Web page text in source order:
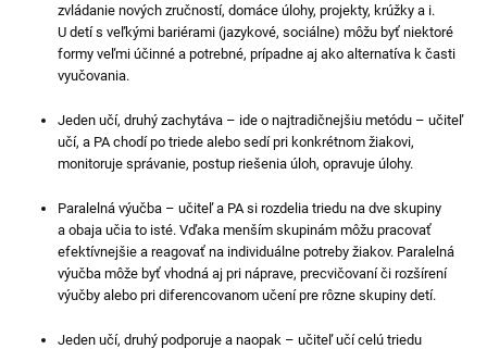
zvládanie nových zručností, domáce úlohy, projekty, krúžky a i.
U detí s veľkými bariérami (jazykové, sociálne) môžu byť niektoré
formy veľmi účinné a potrebné, prípadne aj ako alternatíva k časti
vyučovania.
Jeden učí, druhý zachytáva – ide o najtradičnejšiu metódu – učiteľ
učí, a PA chodí po triede alebo sedí pri konkrétnom žiakovi,
monitoruje správanie, postup riešenia úloh, opravuje úlohy.
Paralelná výučba – učiteľ a PA si rozdelia triedu na dve skupiny
a obaja učia to isté. Vďaka menším skupinám môžu pracovať
efektívnejšie a reagovať na individuálne potreby žiakov. Paralelná
výučba môže byť vhodná aj pri náprave, precvičovaní či rozšírení
výučby alebo pri diferencovanom učení pre rôzne skupiny detí.
Jeden učí, druhý podporuje a naopak – učiteľ učí celú triedu